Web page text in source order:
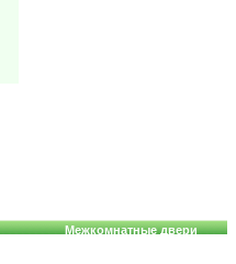
Межкомнатные двери